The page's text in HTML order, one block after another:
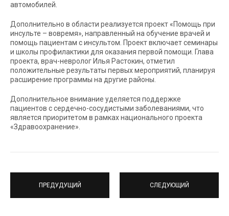
автомобилей.
Дополнительно в области реализуется проект «Помощь при
инсульте – вовремя», направленный на обучение врачей и
помощь пациентам с инсультом. Проект включает семинары
и школы профилактики для оказания первой помощи. Глава
проекта, врач-невролог Илья Растокин, отметил
положительные результаты первых мероприятий, планируя
расширение программы на другие районы.
Дополнительное внимание уделяется поддержке
пациентов с сердечно-сосудистыми заболеваниями, что
является приоритетом в рамках национального проекта
«Здравоохранение».
ПРЕДУДУЩИЙ СЛЕДУЮЩИЙ